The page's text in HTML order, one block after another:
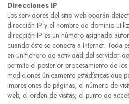
Direcciones IP
Los servidores del sitio web podrán
dirección IP y el nombre de dominio
dirección IP es un número asignado
cuando éste se conecta a Internet. Toda
en un fichero de actividad del servidor
permite el posterior procesamiento de
mediciones únicamente estadísticas que
impresiones de páginas, el número de
web, el orden de visitas, el punto de